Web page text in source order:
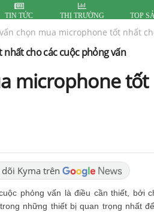
TIN TỨC THỊ TRƯỜNG TOP
chọn mua microphone tốt nhất
cho các cuộc phỏng vấn
microphone
dõi Kyma trên
phỏng vấn là điều cần thiết, bởi
những thiết bị quan trọng nhất